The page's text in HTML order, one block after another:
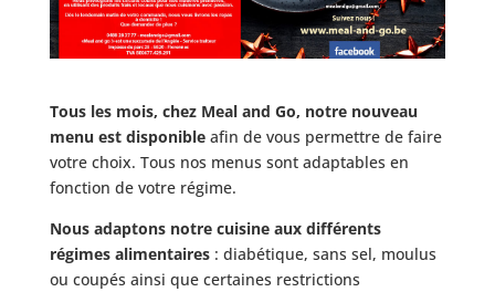
Tous les mois, chez Meal and Go, notre nouveau
menu est disponibleafin de vous permettre de faire
votre choix. Tous nos menus sont adaptables en
fonction de votre régime.
Nous adaptons notre cuisine aux différents
régimes alimentaires: diabétique, sans sel, moulus
ou coupés ainsi que certaines restrictions